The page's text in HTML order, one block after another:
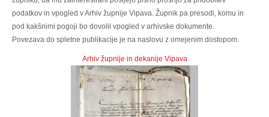
podatkov in vpogled v Arhiv župnije Vipava. Župnik pa presodi, komu in
pod kakšnimi pogoji bo dovolil vpogled v arhivske dokumente.
Povezava do spletne publikacije je na naslovu z omejenim dostopom.
Arhiv župnije in dekanije Vipava